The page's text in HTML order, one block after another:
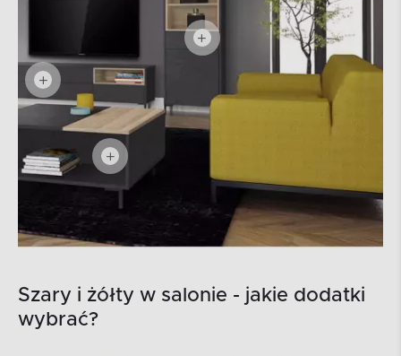
Szary i żółty w salonie - jakie dodatki
wybrać?